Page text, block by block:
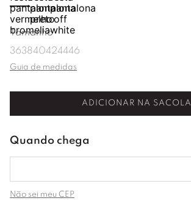
Tamanho
363840424446
Guia de medidas
ADICIONAR NA SACOLA
Não sei meu CEP